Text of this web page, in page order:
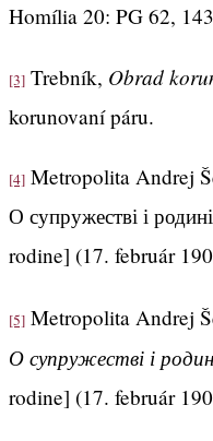
Homília 20: PG 62,
[3] Trebník, Obrad
korunovaní páru.
[4] Metropolita Andrej
О супружестві і
rodine] (17. február
[5] Metropolita Andrej
О супружестві і
rodine] (17. február